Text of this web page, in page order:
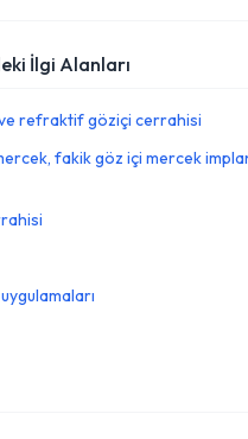
İlgi Alanları
refraktif göziçi cerrahisi
fakik göz içi mercek